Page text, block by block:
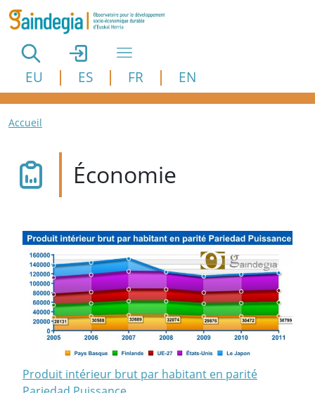
Aller au contenu principal
EU ES FR EN
Fil d'Ariane
Accueil
Économie
Produit intérieur brut par habitant en parité